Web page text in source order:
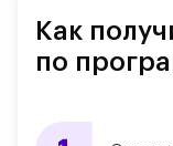
Как
по